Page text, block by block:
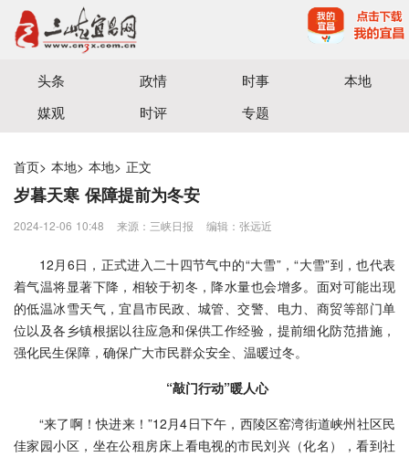
宜昌三峡融媒体中心主办
头条 政情 时事
本地
媒观
时评 专题
首页> 本地> 本地> 正文
岁暮天寒 保障提前为冬安
2024-12-06 10:48 来源：三峡日报 编辑：张远近
12月6日，正式进入二十四节气中的“大雪”，“大雪”到，也代表
着气温将显著下降，相较于初冬，降水量也会增多。面对可能出现
的低温冰雪天气，宜昌市民政、城管、交警、电力、商贸等部门单
位以及各乡镇根据以往应急和保供工作经验，提前细化防范措施，
强化民生保障，确保广大市民群众安全、温暖过冬。
“敲门行动”暖人心
“来了啊！快进来！”12月4日下午，西陵区窑湾街道峡州社区民
佳家园小区，坐在公租房床上看电视的市民刘兴（化名），看到社